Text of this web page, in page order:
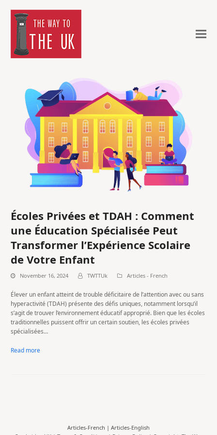
Écoles Privées et TDAH : Comment
une Éducation Spécialisée Peut
Transformer l’Expérience Scolaire
de Votre Enfant
November 16, 2024 TWTTUk Articles - French
Élever un enfant atteint de trouble déficitaire de l’attention avec ou sans
hyperactivité (TDAH) présente des défis uniques, notamment lorsqu’il
s’agit de trouver l’environnement éducatif approprié. Bien que les écoles
traditionnelles puissent offrir un certain soutien, les écoles privées
spécialisées…
Read more
Articles-French | Articles-English